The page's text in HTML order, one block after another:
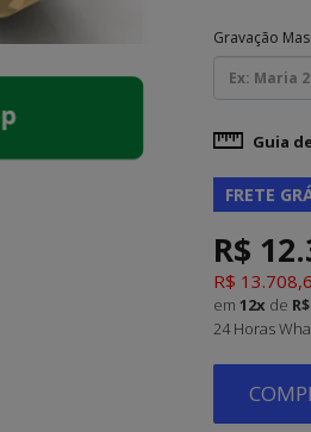
Gravação
Guia
FRETE
R$
R$
em 12x de
24 Horas